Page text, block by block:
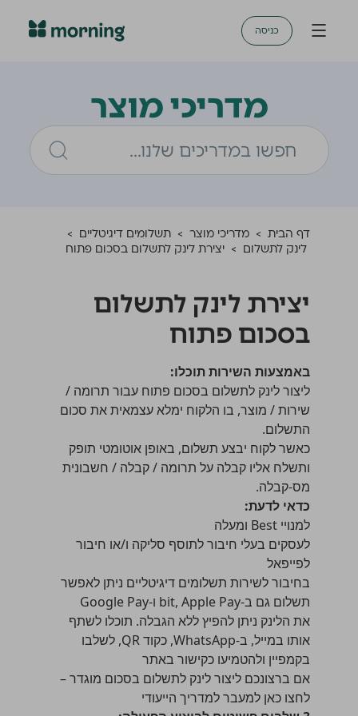
כניסה
מדריכי מוצר
דף הבית > מדריכי מוצר > תשלומים דיגיטליים >
לינק לתשלום > יצירת לינק לתשלום בסכום פתוח
יצירת לינק לתשלום
בסכום פתוח
באמצעות השירות תוכלו:
ליצור לינק לתשלום בסכום פתוח עבור תרומה /
שירות / מוצר, בו הלקוח ימלא עצמאית את סכום
התשלום.
כאשר לקוח יבצע תשלום, באופן אוטומטי תופק
ותשלח אליו קבלה על תרומה / קבלה / חשבונית
מס-קבלה.
כדאי לדעת:
למנויי Best ומעלה
לעסקים בעלי חיבור לתוסף סליקה ו/או חיבור
לפייפאל
בחיבור לשירות תשלומים דיגיטליים ניתן לאפשר
תשלום גם ב-bit, Apple Pay ו-Google Pay
את הלינק ניתן להפיץ ללא הגבלה. תוכלו לשתף
אותו במייל, ב-WhatsApp, כקוד QR, לשלבו
בקמפיין ולהטמיעו כקישור באתר
אם ברצונכם ליצור לינק לתשלום בסכום מוגדר –
לחצו כאן למעבר למדריך הייעודי